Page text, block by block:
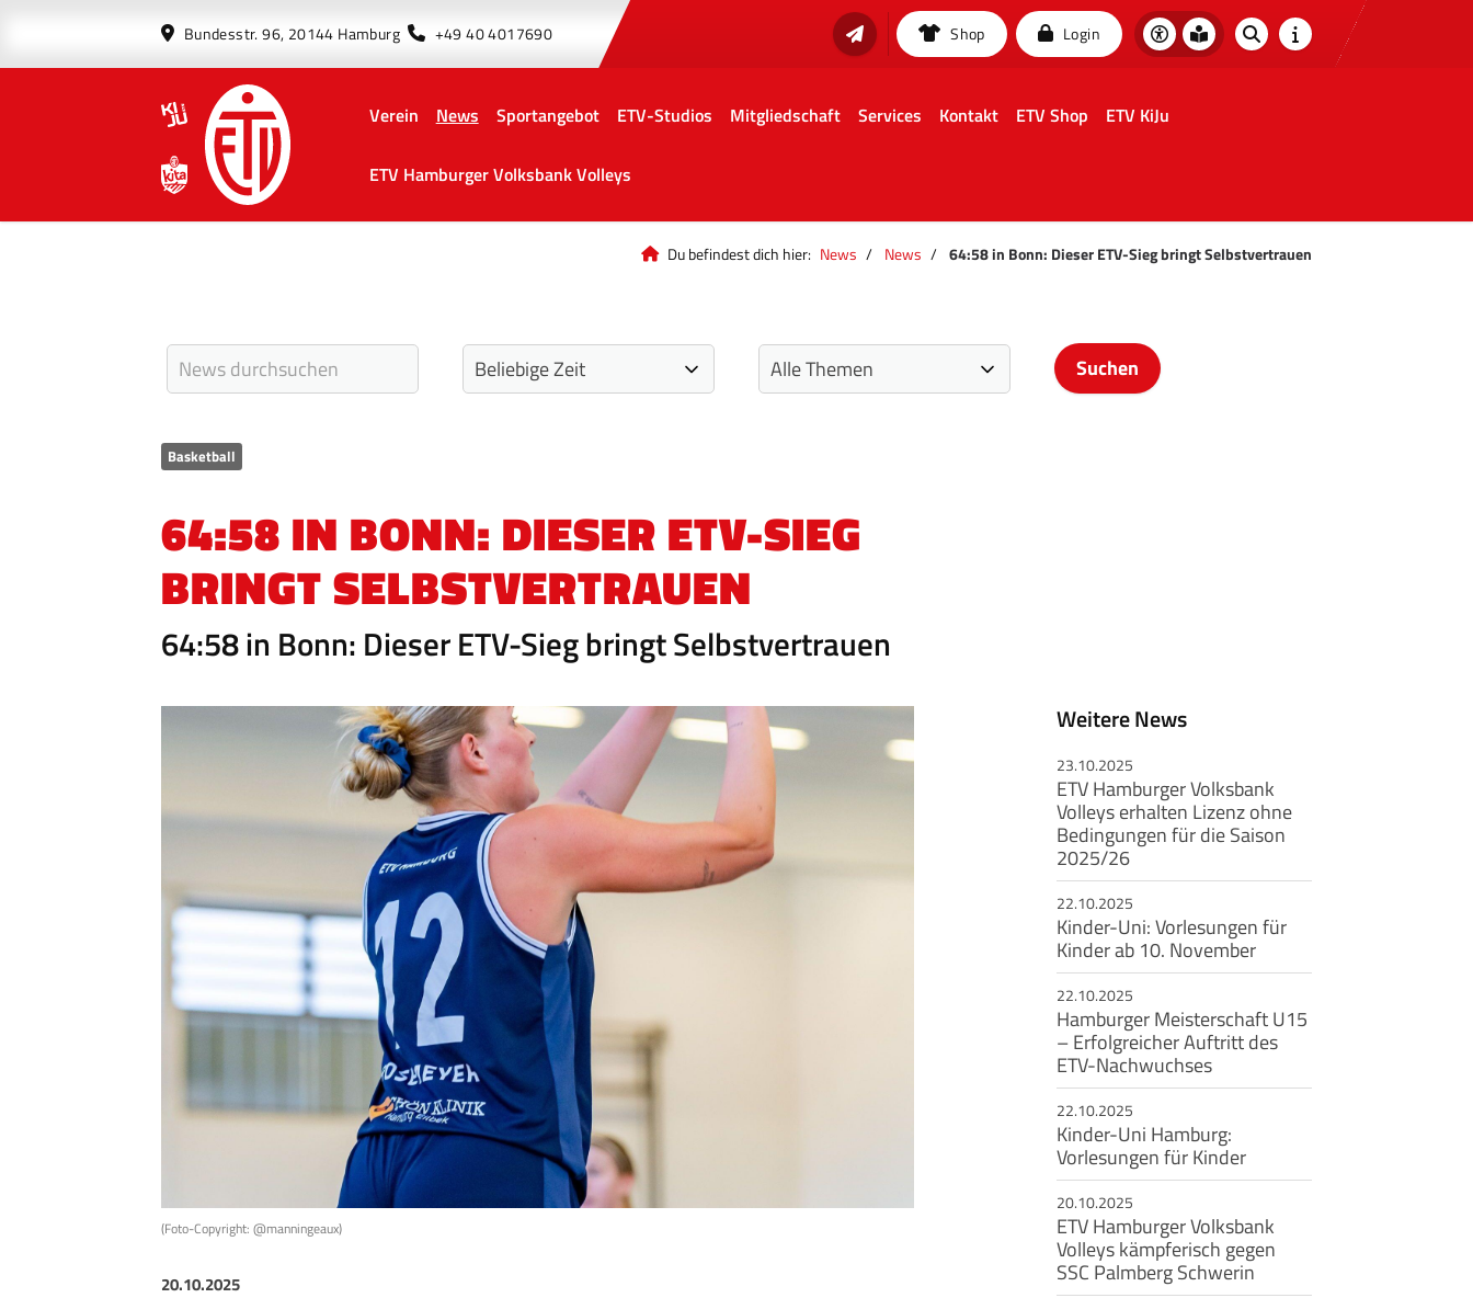
Bundesstr. 96, 20144 Hamburg +49 40 4017690 Shop Login
Verein News Sportangebot ETV-Studios Mitgliedschaft Services Kontakt ETV Shop ETV KiJu
ETV Hamburger Volksbank Volleys
Du befindest dich hier: News News 64:58 in Bonn: Dieser ETV-Sieg bringt Selbstvertrauen
Basketball
64:58 IN BONN: DIESER ETV-SIEG
BRINGT SELBSTVERTRAUEN
64:58 in Bonn: Dieser ETV-Sieg bringt Selbstvertrauen
(Foto-Copyright: @manningeaux)
20.10.2025
Weitere News
23.10.2025
ETV Hamburger Volksbank
Volleys erhalten Lizenz ohne
Bedingungen für die Saison
2025/26
22.10.2025
Kinder-Uni: Vorlesungen für
Kinder ab 10. November
22.10.2025
Hamburger Meisterschaft U15
– Erfolgreicher Auftritt des
ETV-Nachwuchses
22.10.2025
Kinder-Uni Hamburg:
Vorlesungen für Kinder
20.10.2025
ETV Hamburger Volksbank
Volleys kämpferisch gegen
SSC Palmberg Schwerin
QUICKLINKS
Sportangebote finden
Unser Sportangebot
Sportsuche
Ausfälle und Vertretungen
Deutsches Sportabzeichen
Mitglieder-Service
Alles zur Mitgliedschaft
Downloads
Termine
Fragen & Antworten
Geschäftsstelle
Eimsbütteler Turnverband e. V.
Bundesstr. 96
20144 Hamburg
+49 40 4017690
info@etv-hamburg.de